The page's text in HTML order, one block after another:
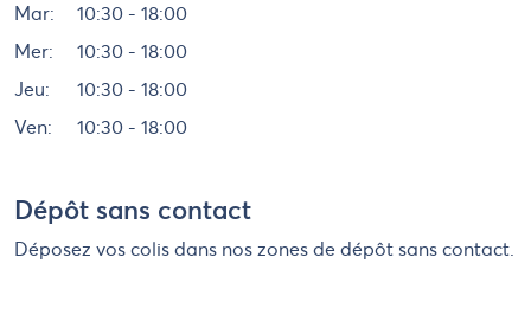
Mar:
10:30 - 18:00
Mer:
10:30 - 18:00
Jeu:
10:30 - 18:00
Ven:
10:30 - 18:00
Dépôt sans contact
Déposez vos colis dans nos zones de dépôt sans contact.